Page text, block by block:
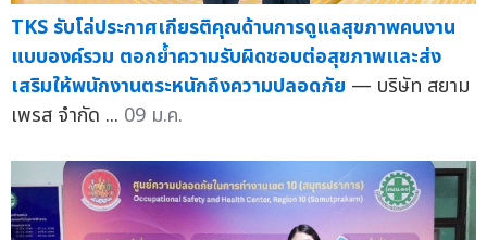
TKS รับโล่ประกาศเกียรติคุณด้านการดูแลสุขภาพคนงาน
แบบองค์รวม ตอกย้ำความรับผิดชอบต่อสุขภาพและส่ง
เสริมให้พนักงานตระหนักถึงความปลอดภัย — บริษัท สยาม
เพรส จำกัด ... 09 ม.ค.